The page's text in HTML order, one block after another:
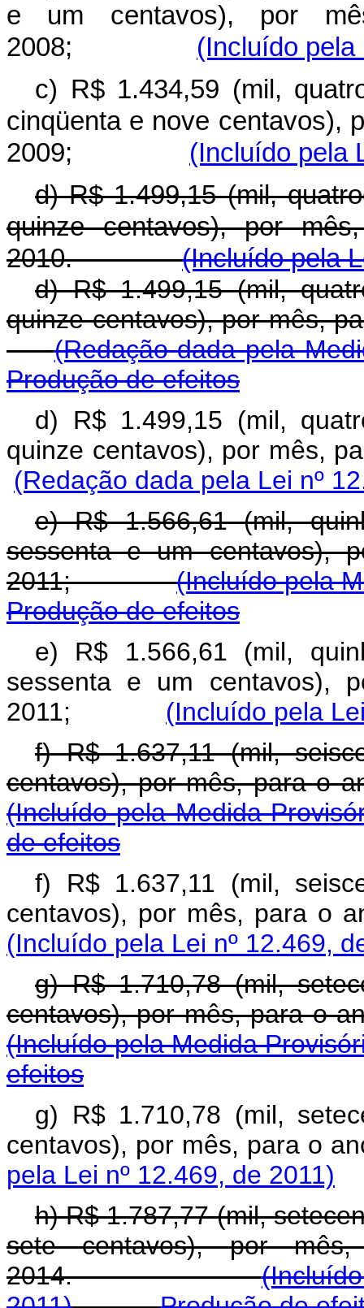
e um centavos), por
2008; (Incluído pela
c) R$ 1.434,59 (mil,
cinqüenta e nove centavos),
2009; (Incluído pela
d) R$ 1.499,15 (mil,
quinze centavos), por
2010.(Incluído pela
d) R$ 1.499,15 (mil,
quinze centavos), por
(Redação dada pela
Produção de efeitos
d) R$ 1.499,15 (mil,
quinze centavos), por
(Redação dada pela Lei nº
e) R$ 1.566,61 (mil,
sessenta e um centavos),
2011;(Incluído pela
Produção de efeitos
e) R$ 1.566,61 (mil,
sessenta e um centavos),
2011; (Incluído pela
f) R$ 1.637,11 (mil,
centavos), por mês,
(Incluído pela Medida
de efeitos
f) R$ 1.637,11 (mil,
centavos), por mês,
(Incluído pela Lei nº 12.469,
g) R$ 1.710,78 (mil,
centavos), por mês,
(Incluído pela Medida
efeitos
g) R$ 1.710,78 (mil,
centavos), por mês, para
pela Lei nº 12.469, de 2011)
h) R$ 1.787,77 (mil,
sete centavos), por
2014.